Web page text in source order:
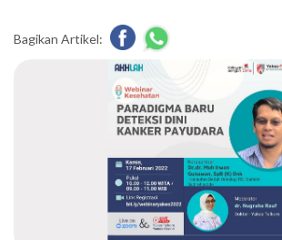
Bagikan Artikel: